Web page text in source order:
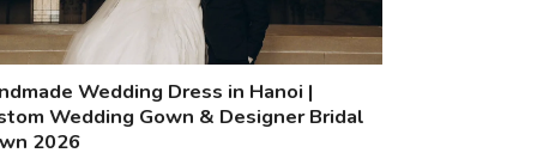
Wedding Dress in Hanoi |
Wedding Gown & Designer Bridal
2026